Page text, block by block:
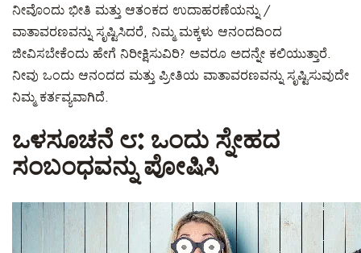
ನೀವೊಂದು ಭೀತಿ ಮತ್ತು ಆತಂಕದ ಉದಾಹರಣೆಯನ್ನು /
ವಾತಾವರಣವನ್ನು ಸೃಷ್ಟಿಸಿದರೆ, ನಿಮ್ಮ ಮಕ್ಕಳು ಆನಂದದಿಂದ
ಜೀವಿಸಬೇಕೆಂದು ಹೇಗೆ ನಿರೀಕ್ಷಿಸುವಿರಿ? ಅವರೂ ಅದನ್ನೇ ಕಲಿಯುತ್ತಾರೆ.
ನೀವು ಒಂದು ಆನಂದದ ಮತ್ತು ಪ್ರೀತಿಯ ವಾತಾವರಣವನ್ನು ಸೃಷ್ಟಿಸುವುದೇ
ನಿಮ್ಮ ಕರ್ತವ್ಯವಾಗಿದೆ.
ಒಳಸೂಚನೆ ೮: ಒಂದು ಸ್ನೇಹದ
ಸಂಬಂಧವನ್ನು ಪೋಷಿಸಿ